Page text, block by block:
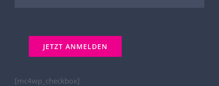
[mc4wp_checkbox]